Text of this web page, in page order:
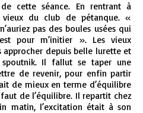
cette séance. En rentrant à
du club de pétanque. «
pas des boules usées qui
pour m’initier ». Les vieux
approcher depuis belle lurette et
Il fallut se taper une
de revenir, pour enfin partir
de mieux en terme d’équilibre
de l’équilibre. Il repartit chez
matin, l’excitation était à son